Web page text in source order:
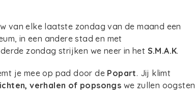
van elke laatste zondag van de maand een
in een andere stad en met
zondag strijken we neer in het S.M.A.K.
je mee op pad door de Popart. Jij klimt
verhalen of popsongs we zullen oogsten